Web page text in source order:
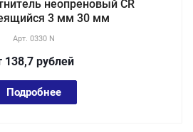
неопреновый CR
3 мм 30 мм
Арт. 0330 N
138,7 рублей
Подробнее